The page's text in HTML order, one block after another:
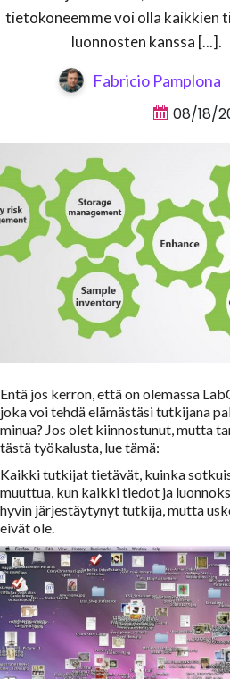
tietokoneemme voi olla kaikkien
luonnosten kanssa [...].
Fabricio Pamplona
08/18/
Entä jos kerron, että on olemassa
joka voi tehdä elämästäsi tutkijana
minua? Jos olet kiinnostunut, mutta
tästä työkalusta, lue tämä:
Kaikki tutkijat tietävät, kuinka
muuttua, kun kaikki tiedot ja
hyvin järjestäytynyt tutkija, mutta
eivät ole.